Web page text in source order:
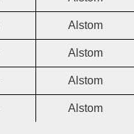
Alstom
Alstom
Alstom
Alstom